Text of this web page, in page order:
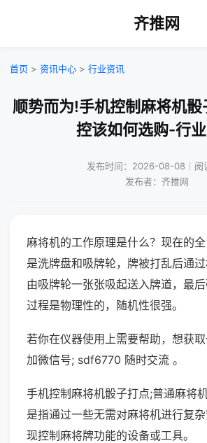
齐推网
首页 > 资讯中心 > 行业资讯
顺势而为!手机控制麻将机骰
控该如何选购-行
发布时间：2026-08-08｜阅
发布者：齐推网
麻将机的工作原理是什么？现在的
是洗牌盘和吸牌轮，牌被打乱后通
由吸牌轮一张张吸起送入牌道，最
过程是物理性的，随机性很强。
若你在仪器使用上需要帮助，想获
加微信号; sdf6770 随时交流 。
手机控制麻将机骰子打点;普通麻将
是指通过一些无需对麻将机进行复
现控制麻将牌功能的设备或工具。